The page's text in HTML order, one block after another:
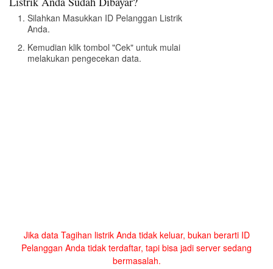
Silahkan Masukkan ID Pelanggan Listrik
Anda.
Kemudian klik tombol "Cek" untuk mulai
melakukan pengecekan data.
Jika data Tagihan listrik Anda tidak keluar, bukan berarti ID
Pelanggan Anda tidak terdaftar, tapi bisa jadi server sedang
bermasalah.